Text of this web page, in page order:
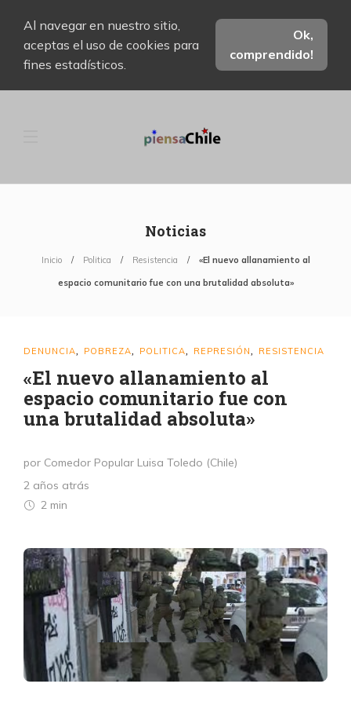
Al navegar en nuestro sitio,
aceptas el uso de cookies para
fines estadísticos.
Ok,
comprendido!
Noticias
Inicio Politica Resistencia «El nuevo allanamiento al
espacio comunitario fue con una brutalidad absoluta»
DENUNCIA POBREZA POLITICA REPRESIÓN RESISTENCIA
«El nuevo allanamiento al
espacio comunitario fue con
una brutalidad absoluta»
por Comedor Popular Luisa Toledo (Chile)
2 años atrás
2 min